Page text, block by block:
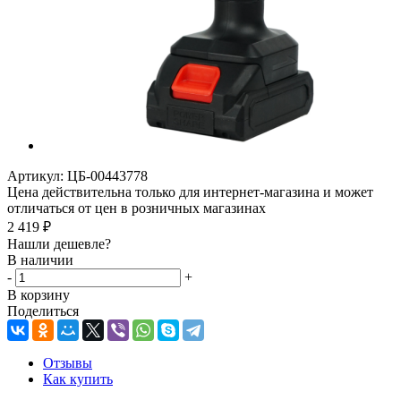
Артикул: ЦБ-00443778
Цена действительна только для интернет-магазина и может
отличаться от цен в розничных магазинах
2 419 ₽
Нашли дешевле?
В наличии
-
+
В корзину
Поделиться
Отзывы
Как купить